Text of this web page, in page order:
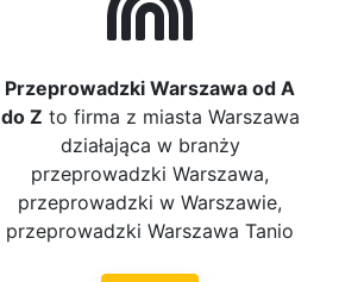
Przeprowadzki Warszawa od A
do Z to firma z miasta Warszawa
działająca w branży
przeprowadzki Warszawa,
przeprowadzki w Warszawie,
przeprowadzki Warszawa Tanio